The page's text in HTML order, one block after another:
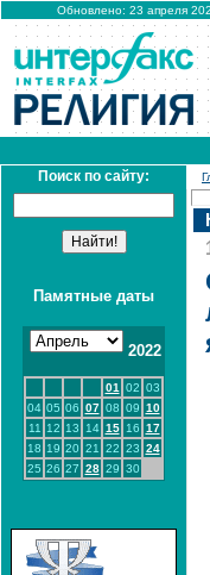
Обновлено: 23 апреля
Поиск по сайту:
Памятные даты
2022
01 02 03
04 05 06 07 08 09 10
11
12 13 14 15 16 17
18 19 20 21 22 23 24
25 26 27 28 29 30